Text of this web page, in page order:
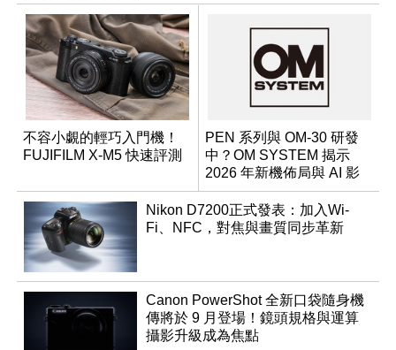
不容小覷的輕巧入門機！
FUJIFILM X-M5 快速評測
PEN 系列與 OM-30 研發
中？OM SYSTEM 揭示
2026 年新機佈局與 AI 影
像藍圖
Nikon D7200正式發表：加入Wi-
Fi、NFC，對焦與畫質同步革新
Canon PowerShot 全新口袋隨身機
傳將於 9 月登場！鏡頭規格與運算
攝影升級成為焦點